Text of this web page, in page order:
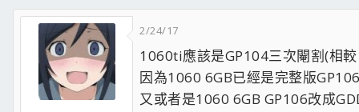
2/24/17
1060ti應該是GP104三次閹割(相
因為1060 6GB已經是完整版
又或者是1060 6GB GP106改成